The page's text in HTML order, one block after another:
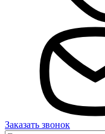
Заказать звонок